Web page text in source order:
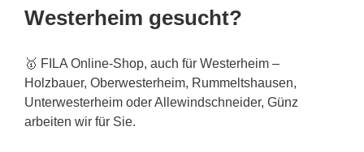
Westerheim gesucht?
🥇 FILA Online-Shop, auch für Westerheim –
Holzbauer, Oberwesterheim, Rummeltshausen,
Unterwesterheim oder Allewindschneider, Günz
arbeiten wir für Sie.